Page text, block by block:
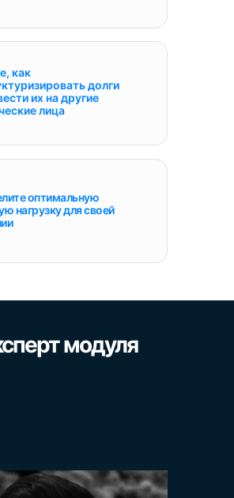
как
долги
их на другие
лица
оптимальную
нагрузку для своей
модуля